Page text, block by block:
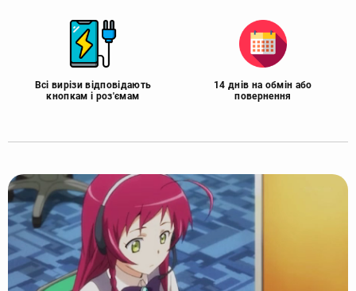
Всі вирізи відповідають
кнопкам і роз'ємам
14 днів на обмін або
повернення